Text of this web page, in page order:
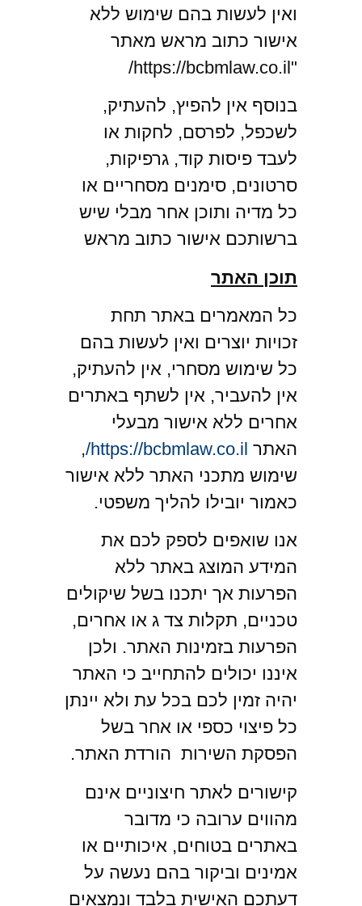
ואין לעשות בהם שימוש ללא
אישור כתוב מראש מאתר
"https://bcbmlaw.co.il/
בנוסף אין להפיץ, להעתיק,
לשכפל, לפרסם, לחקות או
לעבד פיסות קוד, גרפיקות,
סרטונים, סימנים מסחריים או
כל מדיה ותוכן אחר מבלי שיש
ברשותכם אישור כתוב מראש
תוכן האתר
כל המאמרים באתר תחת
זכויות יוצרים ואין לעשות בהם
כל שימוש מסחרי, אין להעתיק,
אין להעביר, אין לשתף באתרים
אחרים ללא אישור מבעלי
האתר https://bcbmlaw.co.il/
,
שימוש מתכני האתר ללא אישור
כאמור יובילו להליך משפטי.
אנו שואפים לספק לכם את
המידע המוצג באתר ללא
הפרעות אך יתכנו בשל שיקולים
טכניים, תקלות צד ג או אחרים,
הפרעות בזמינות האתר. ולכן
איננו יכולים להתחייב כי האתר
יהיה זמין לכם בכל עת ולא יינתן
כל פיצוי כספי או אחר בשל
הפסקת השירות הורדת האתר.
קישורים לאתר חיצוניים אינם
מהווים ערובה כי מדובר
באתרים בטוחים, איכותיים או
אמינים וביקור בהם נעשה על
דעתכם האישית בלבד ונמצאים